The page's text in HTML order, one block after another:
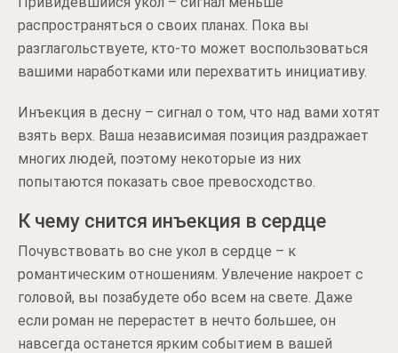
распространяться о своих планах. Пока вы
разглагольствуете, кто-то может воспользоваться
вашими наработками или перехватить инициативу.
Инъекция в десну – сигнал о том, что над вами хотят
взять верх. Ваша независимая позиция раздражает
многих людей, поэтому некоторые из них
попытаются показать свое превосходство.
К чему снится инъекция в сердце
Почувствовать во сне укол в сердце – к
романтическим отношениям. Увлечение накроет с
головой, вы позабудете обо всем на свете. Даже
если роман не перерастет в нечто большее, он
навсегда останется ярким событием в вашей